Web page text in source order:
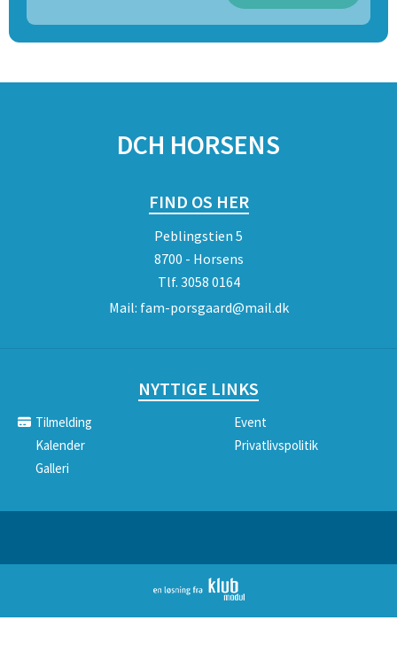
DCH HORSENS
FIND OS HER
Peblingstien 5
8700 - Horsens
Tlf. 3058 0164
Mail: fam-porsgaard@mail.dk
NYTTIGE LINKS
Tilmelding
Event
Kalender
Privatlivspolitik
Galleri